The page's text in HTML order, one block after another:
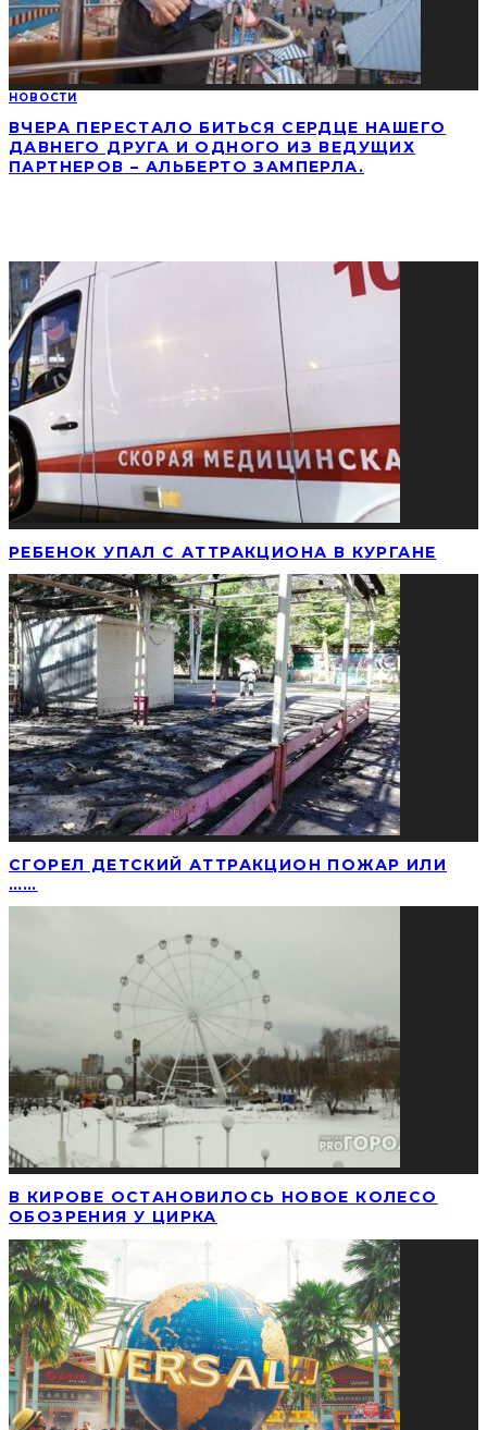
НОВОСТИ
ВЧЕРА ПЕРЕСТАЛО БИТЬСЯ СЕРДЦЕ НАШЕГО
ДАВНЕГО ДРУГА И ОДНОГО ИЗ ВЕДУЩИХ
ПАРТНЕРОВ – АЛЬБЕРТО ЗАМПЕРЛА.
РЕБЕНОК УПАЛ С АТТРАКЦИОНА В КУРГАНЕ
CГОРЕЛ ДЕТСКИЙ АТТРАКЦИОН ПОЖАР ИЛИ
……
В КИРОВЕ ОСТАНОВИЛОСЬ НОВОЕ КОЛЕСО
ОБОЗРЕНИЯ У ЦИРКА